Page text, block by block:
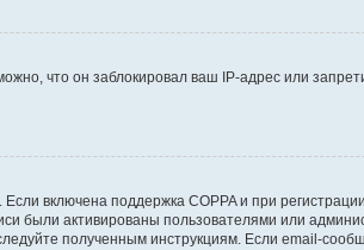
что он заблокировал ваш IP-адрес или
включена поддержка COPPA и при
были активированы пользователями или
полученным инструкциям. Если email-